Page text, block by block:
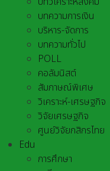
บทความการเงิน
บริหาร-จัดการ
บทความทั่วไป
POLL
คอลัมนิสต์
สัมภาษณ์พิเศษ
วิเคราะห์-เศรษฐกิจ
วิจัยเศรษฐกิจ
ศูนย์วิจัยกสิกรไทย
Edu
การศึกษา